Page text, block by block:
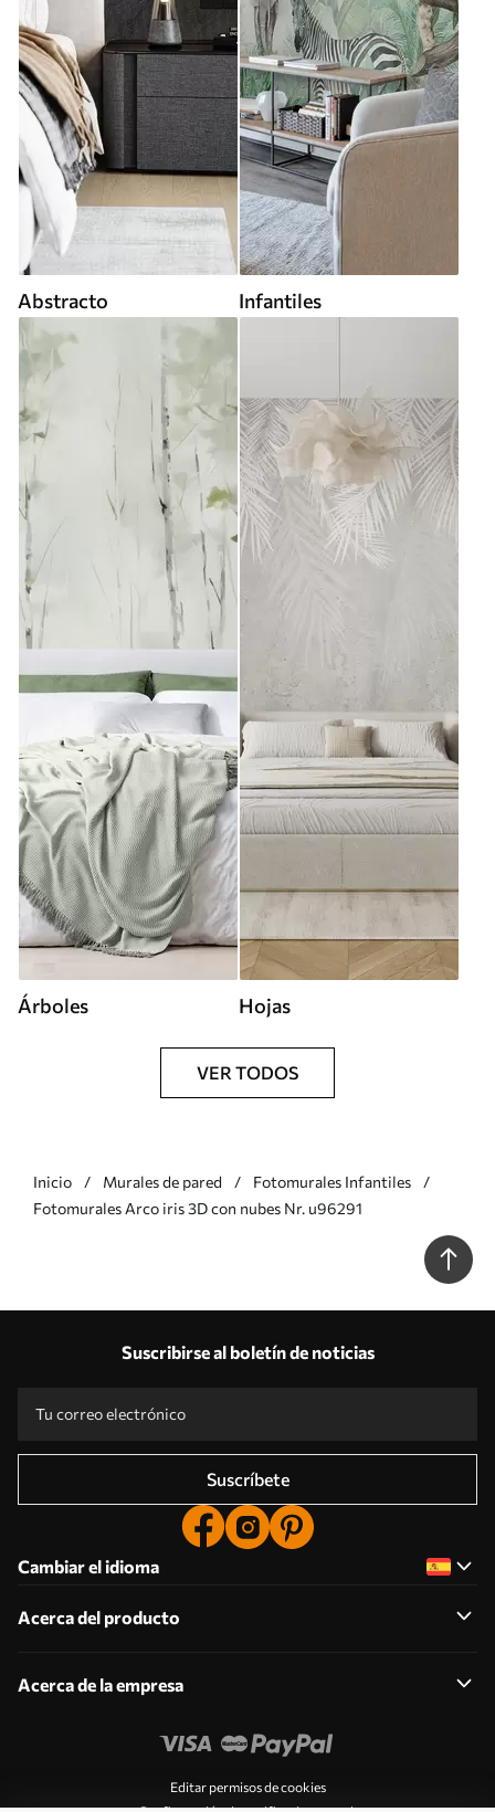
Abstracto Infantiles
Árboles Hojas
VER TODOS
Inicio Murales de pared
Fotomurales Infantiles
Fotomurales Arco iris 3D con nubes Nr. u96291
Suscribirse al boletín de noticias
Suscríbete
Cambiar el idioma
Acerca del producto
Acerca de la empresa
Editar permisos de cookies